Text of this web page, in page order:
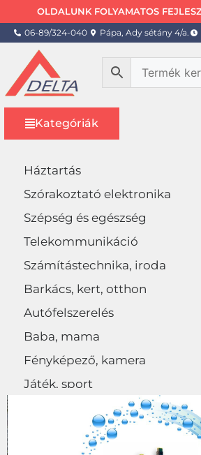
OLDALUNK FOLYAMATOS
06-89/324-040 Pápa, Ady sétány 4/a.
Kategóriák
Háztartás
Szórakoztató elektronika
Szépség és egészség
Telekommunikáció
Számítástechnika, iroda
Barkács, kert, otthon
Autófelszerelés
Baba, mama
Fényképező, kamera
Játék, sport